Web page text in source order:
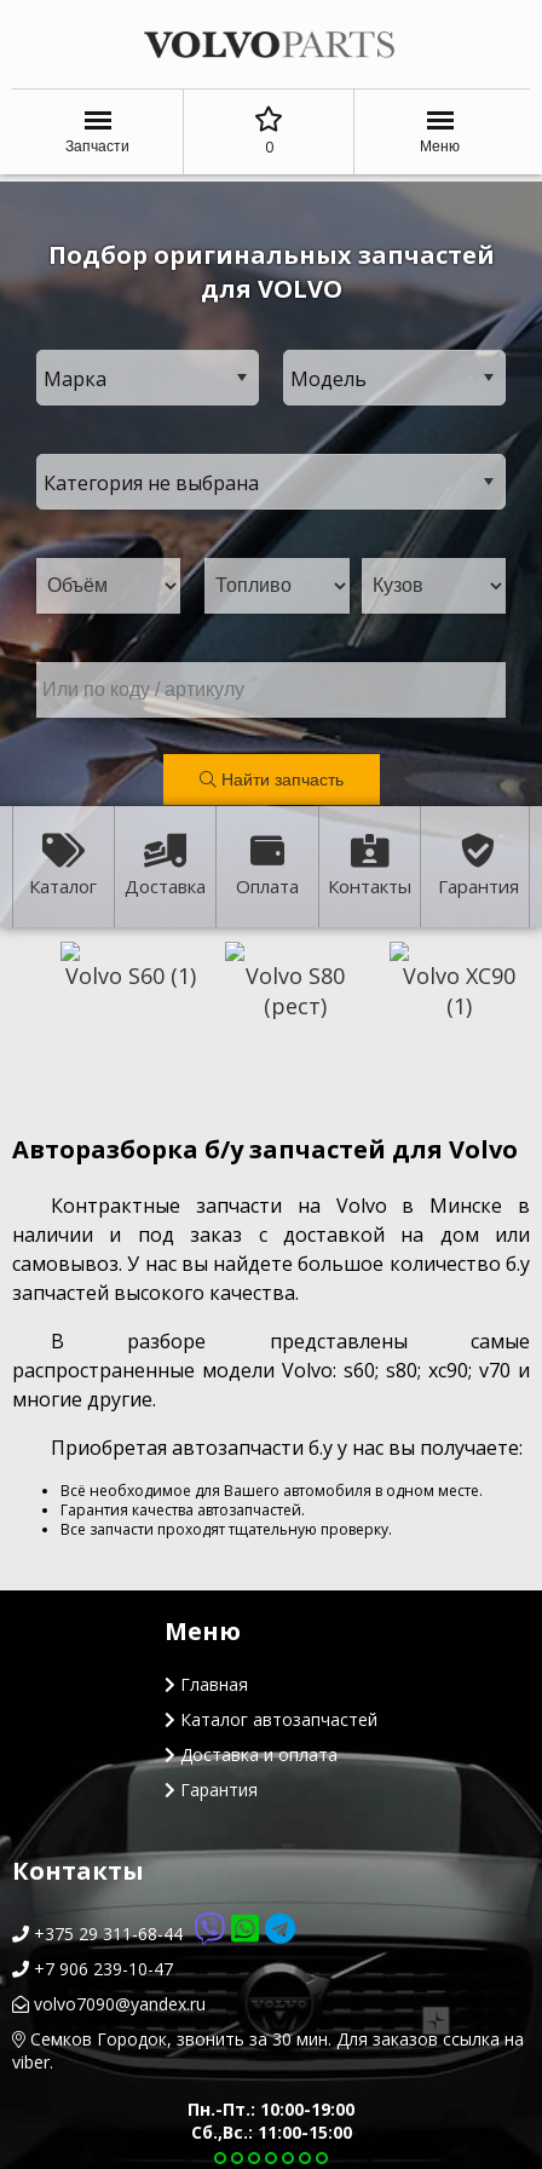
Запчасти 0 Меню
Подбор оригинальных запчастей
для VOLVO
Марка Модель
Категория не выбрана
Найти запчасть
Каталог Доставка Оплата Контакты Гарантия
Volvo S60 (1)
Volvo S80
(рест)
Volvo XC90
(1)
Авторазборка б/у запчастей для Volvo
Контрактные запчасти на Volvo в Минске в
наличии и под заказ с доставкой на дом или
самовывоз. У нас вы найдете большое количество б.у
запчастей высокого качества.
В разборе представлены самые
распространенные модели Volvo: s60; s80; xc90; v70 и
многие другие.
Приобретая автозапчасти б.у у нас вы получаете:
Всё необходимое для Вашего автомобиля в одном месте.
Гарантия качества автозапчастей.
Все запчасти проходят тщательную проверку.
Меню
Главная
Каталог автозапчастей
Доставка и оплата
Гарантия
Контакты
+375 29 311-68-44
+7 906 239-10-47
volvo7090@yandex.ru
Семков Городок, звонить за 30 мин. Для заказов ссылка на
viber.
Пн.-Пт.: 10:00-19:00
Сб.,Вс.: 11:00-15:00